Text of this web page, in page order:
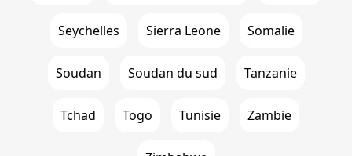
Seychelles Sierra Leone Somalie
Soudan Soudan du sud Tanzanie
Tchad Togo Tunisie Zambie